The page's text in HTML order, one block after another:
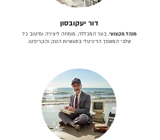
דור יעקובסון
מנהל מקצועי, בוגר המכללה, מומחה ליצירה ומיטוב כל
שלבי המשפך הדיגיטלי בתעשיות הטק והקריפטו.